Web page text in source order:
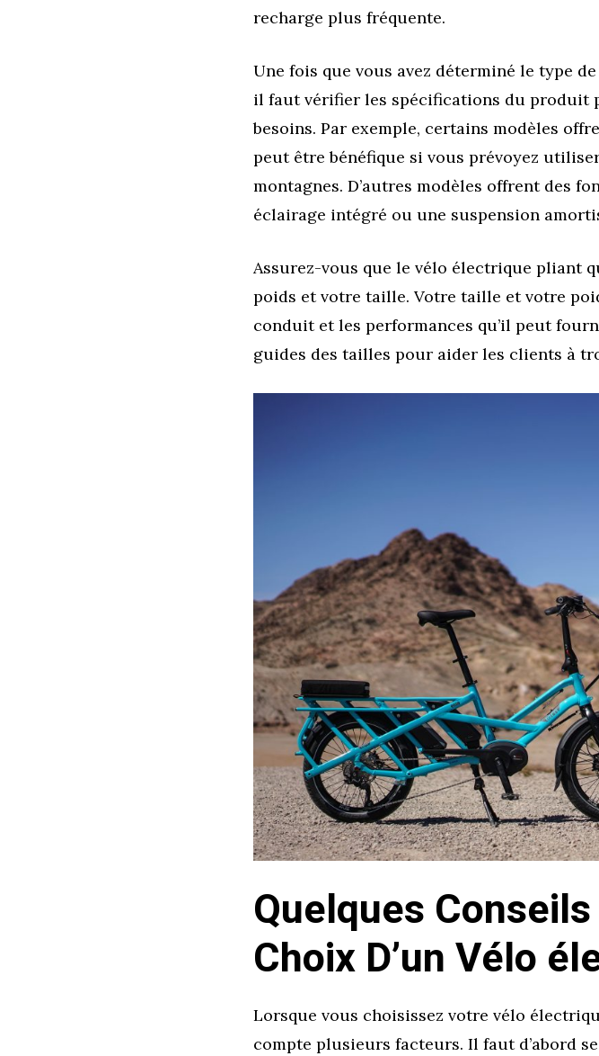
recharge plus fréquente.
Une fois que vous avez déterminé le type
il faut vérifier les spécifications du produit
besoins. Par exemple, certains modèles
peut être bénéfique si vous prévoyez
montagnes. D’autres modèles offrent des
éclairage intégré ou une suspension
Assurez-vous que le vélo électrique pliant
poids et votre taille. Votre taille et votre
conduit et les performances qu’il peut
guides des tailles pour aider les clients à
Quelques
Choix D’un Vélo
Lorsque vous choisissez votre vélo
compte plusieurs facteurs. Il faut d’abord